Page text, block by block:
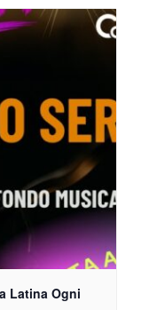
Latina Ogni